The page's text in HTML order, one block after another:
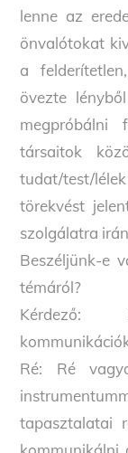
lenne az
önvalótokat
a
övezte
megpróbálni
társaitok
tudat/test/
törekvést
szolgálatra
Beszéljünk-e
témáról?
Kérdező:
Ré: Ré
tapasztalatai